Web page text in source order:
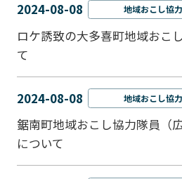
2024-08-08 地域おこし協
ロケ誘致の大多喜町地域おこ
て
2024-08-08 地域おこし協
鋸南町地域おこし協力隊員（
について